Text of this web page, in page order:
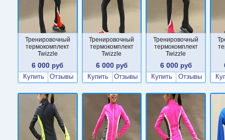
Тренировочный
термокомплект
Twizzle
6 000 руб
Купить
Отзывы
Тренировочный
термокомплект
Twizzle
6 000 руб
Купить
Отзывы
Тренировочный
термокомплект
Twizzle
6 000руб
Купить
Отзывы